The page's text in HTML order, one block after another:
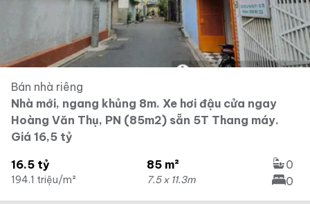
Bán nhà riêng
Nhà mới, ngang khủng 8m. Xe hơi đậu cửa ngay
Hoàng Văn Thụ, PN (85m2) sẵn 5T Thang máy.
Giá 16,5 tỷ
16.5 tỷ
194.1 triệu/m²
85 m²
7.5 x 11.3m
0
0